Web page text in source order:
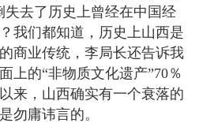
失去了历史上曾经在中国经
我们都知道，历史上山西是
商业传统，李局长还告诉我
上的“非物质文化遗产”70％
来，山西确实有一个衰落的
勿庸讳言的。